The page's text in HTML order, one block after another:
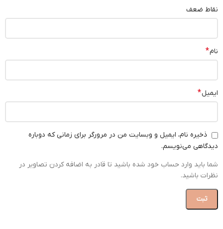
نقاط ضعف
نام*
ایمیل*
ذخیره نام، ایمیل و وبسایت من در مرورگر برای زمانی که دوباره
دیدگاهی می‌نویسم.
شما باید وارد حساب خود شده باشید تا قادر به اضافه کردن تصاویر در
نظرات باشید.